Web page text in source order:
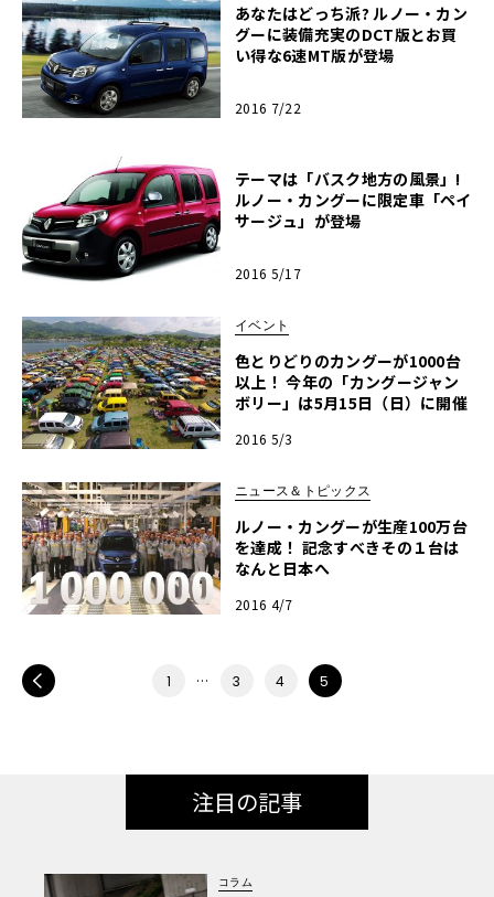
あなたはどっち派? ルノー・カン
グーに装備充実のDCT版とお買
い得な6速MT版が登場
2016 7/22
テーマは「バスク地方の風景」!
ルノー・カングーに限定車「ペイ
サージュ」が登場
2016 5/17
イベント
色とりどりのカングーが1000台
以上！ 今年の「カングージャン
ボリー」は5月15日（日）に開催
2016 5/3
ニュース＆トピックス
ルノー・カングーが生産100万台
を達成！ 記念すべきその１台は
なんと日本へ
2016 4/7
1 … 3 4 5
注目の記事
コラム